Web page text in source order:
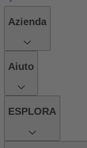
Azienda
Aiuto
ESPLORA